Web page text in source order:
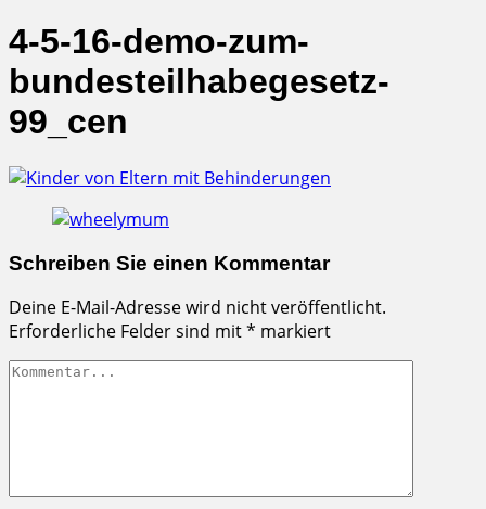
4-5-16-demo-zum-
bundesteilhabegesetz-
99_cen
Schreiben Sie einen Kommentar
Deine E-Mail-Adresse wird nicht veröffentlicht.
Erforderliche Felder sind mit* markiert